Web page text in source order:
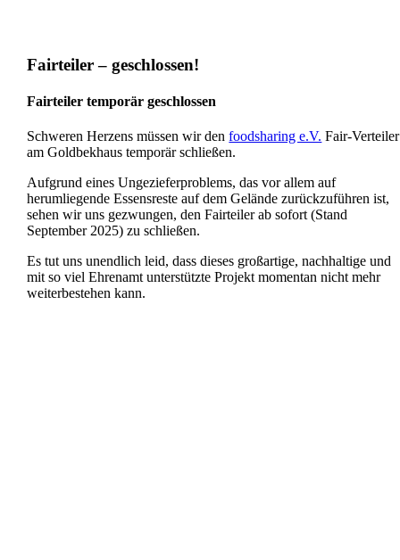
Fairteiler – geschlossen!
Fairteiler temporär geschlossen
Schweren Herzens müssen wir denfoodsharing e.V. Fair-Verteiler
am Goldbekhaus temporär schließen.
Aufgrund eines Ungezieferproblems, das vor allem auf
herumliegende Essensreste auf dem Gelände zurückzuführen ist,
sehen wir uns gezwungen, den Fairteiler ab sofort (Stand
September 2025) zu schließen.
Es tut uns unendlich leid, dass dieses großartige, nachhaltige und
mit so viel Ehrenamt unterstützte Projekt momentan nicht mehr
weiterbestehen kann.